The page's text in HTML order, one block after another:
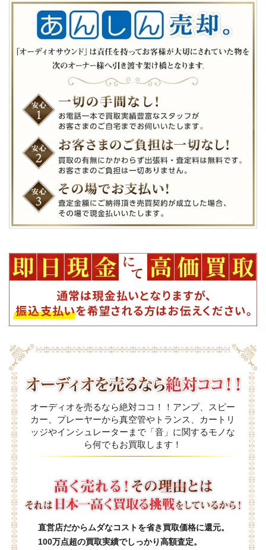
オーディオを売るなら絶対ココ！！アンプ、スピー
カー、プレーヤーから真空管やトランス、カートリ
ッジやインシュレーターまで「音」に関するモノな
ら何でもお買取します！
直営店だからムダなコストを省き買取価格に還元。
100万点超の買取実績でしっかり高額査定。